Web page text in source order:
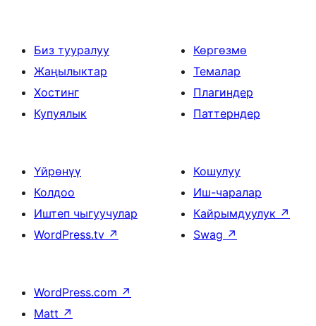
Биз тууралуу
Жаңылыктар
Хостинг
Купуялык
Көргөзмө
Темалар
Плагиндер
Паттерндер
Үйрөнүү
Колдоо
Иштеп чыгуучулар
WordPress.tv ↗
Кошулуу
Иш-чаралар
Кайрымдуулук ↗
Swag ↗
WordPress.com ↗
Matt ↗